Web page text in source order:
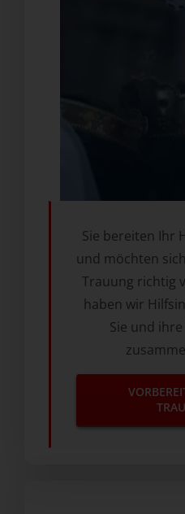
Sie bereiten Ihr
und möchten
Trauung richtig
haben wir
Sie und